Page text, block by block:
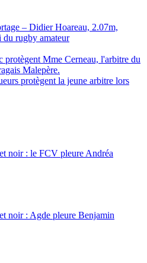
– Didier Hoareau, 2.07m,
du rugby amateur
protègent la jeune arbitre lors
noir : le FCV pleure Andréa
noir : Agde pleure Benjamin